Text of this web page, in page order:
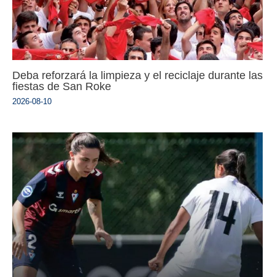
Deba reforzará la limpieza y el reciclaje durante las
fiestas de San Roke
2026-08-10